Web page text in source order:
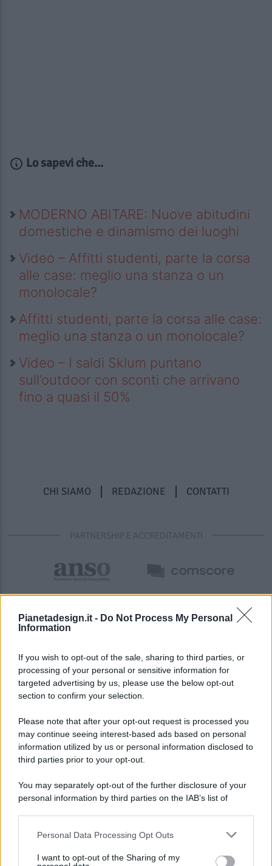
Pianetadesign.it - Do Not Process My Personal
Information
If you wish to opt-out of the sale, sharing to third parties, or
processing of your personal or sensitive information for
targeted advertising by us, please use the below opt-out
section to confirm your selection.
Please note that after your opt-out request is processed you
may continue seeing interest-based ads based on personal
information utilized by us or personal information disclosed to
third parties prior to your opt-out.
You may separately opt-out of the further disclosure of your
personal information by third parties on the IAB’s list of
This information may also be disclosed by us to third parties
disclose it to other third parties.
Personal Data Processing Opt Outs
I want to opt-out of the Sharing of my
Lo sapevi che...
MODERNO ABITARE: Nuove abitudini
domestiche e dinamismo dei luoghi
Video – Affitti studenti, parte la corsa
alle case: meglio una stanza o un
monolocale?
Affitti studenti, parte la corsa alle case:
meglio una stanza o un monolocale?
Video – I saldi Sklum puntano
sull’outdoor con sconti che arrivano
fino a quasi il 50%
CHI SIAMO REDAZIONE CONTATTI
PARTNERSHIP E ACCREDITAMENTI
© 2026 - Pianeta Design - P.IVA 04827280654 - Testata
Registrata Al Tribunale Di Nocera Inferiore N. 8/2020 - RG N.
ISCRIZIONE AL ROC N. 35792 – ISCRITTA ALL’ANSO
(ASSOCIAZIONE NAZIONALE STAMPA ONLINE)
PREFERENZE PRIVACY